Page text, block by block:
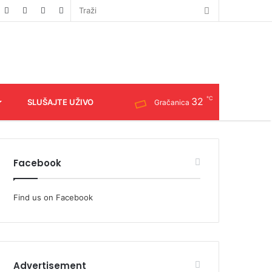
SLUŠAJTE UŽIVO Gračanica 32 ℃
Facebook
Find us on Facebook
Advertisement